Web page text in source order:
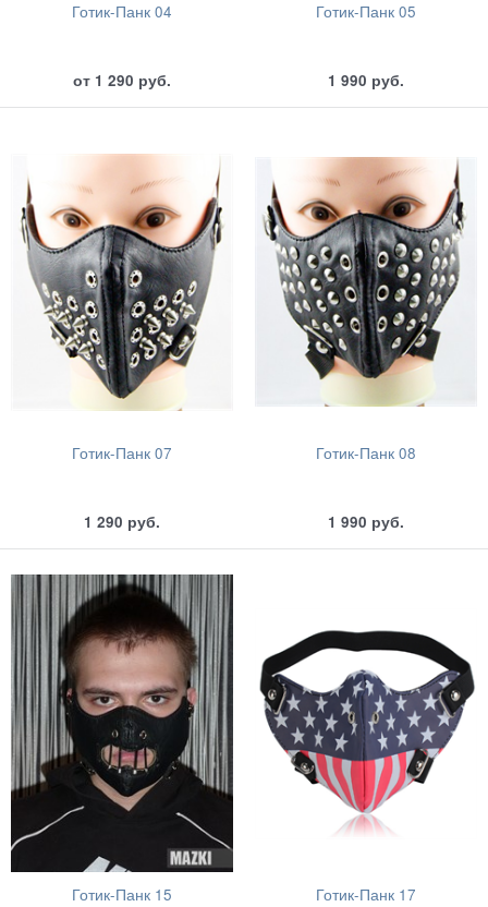
Готик-Панк 04
от 1 290 руб.
Готик-Панк 05
1 990 руб.
Готик-Панк 07
1 290 руб.
Готик-Панк 08
1 990 руб.
Готик-Панк 15 Готик-Панк 17